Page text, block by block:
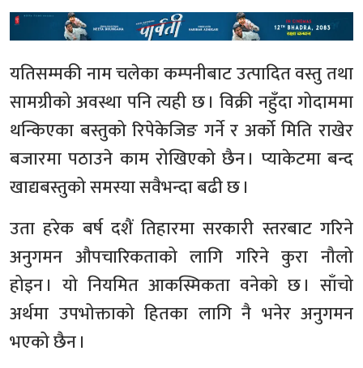
यतिसम्मकी नाम चलेका कम्पनीबाट उत्पादित वस्तु तथा
सामग्रीको अवस्था पनि त्यही छ । विक्री नहुँदा गोदाममा
थन्किएका बस्तुको रिपेकेजिङ गर्ने र अर्को मिति राखेर
बजारमा पठाउने काम रोखिएको छैन । प्याकेटमा बन्द
खाद्यबस्तुको समस्या सवैभन्दा बढी छ ।
उता हरेक बर्ष दशैं तिहारमा सरकारी स्तरबाट गरिने
अनुगमन औपचारिकताको लागि गरिने कुरा नौलो
होइन । यो नियमित आकस्मिकता वनेको छ । साँचो
अर्थमा उपभोक्ताको हितका लागि नै भनेर अनुगमन
भएको छैन ।